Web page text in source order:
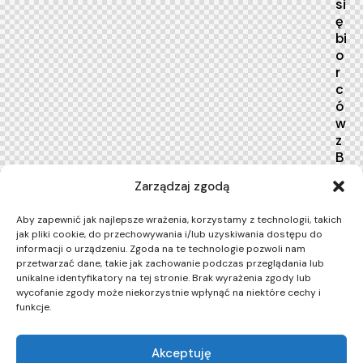
Zarządzaj zgodą
Aby zapewnić jak najlepsze wrażenia, korzystamy z technologii, takich
jak pliki cookie, do przechowywania i/lub uzyskiwania dostępu do
informacji o urządzeniu. Zgoda na te technologie pozwoli nam
przetwarzać dane, takie jak zachowanie podczas przeglądania lub
unikalne identyfikatory na tej stronie. Brak wyrażenia zgody lub
wycofanie zgody może niekorzystnie wpłynąć na niektóre cechy i
funkcje.
Akceptuję
si
ę
bi
o
r
c
ó
w
z
B
łe
o
9